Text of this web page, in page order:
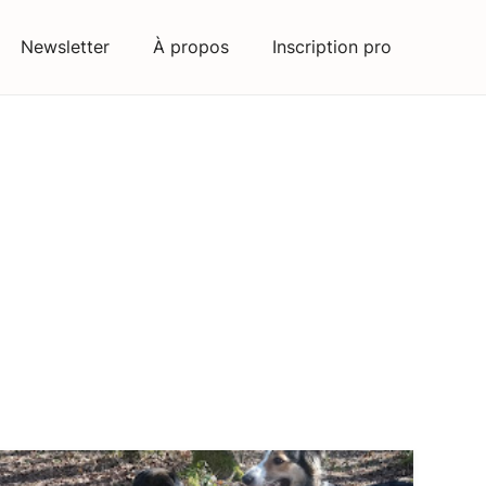
Newsletter À propos Inscription pro